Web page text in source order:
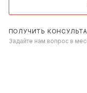
ПОЛУЧИТЬ
Задайте нам вопрос в